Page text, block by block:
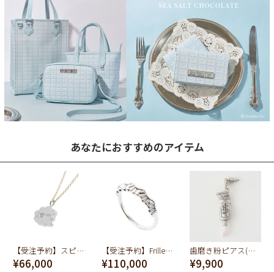
あなたにおすすめのアイテム
【受注予約】スピーチバルーン[LOVE] ネックレス
¥66,000
【受注予約】Frilled Cream Ring(K10-White Gold)
¥110,000
歯磨き粉ピアス(ストロベリーミント)
¥9,900